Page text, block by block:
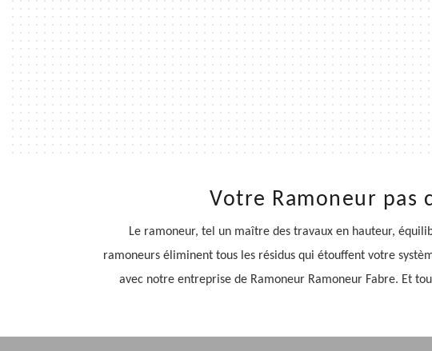
Votre Ramoneur pas
Le ramoneur, tel un maître des travaux en hauteur,
ramoneurs éliminent tous les résidus qui étouffent votre
avec notre entreprise de Ramoneur Ramoneur Fabre. Et